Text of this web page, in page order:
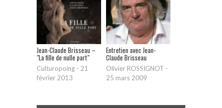
Jean-Claude Brisseau –
"La fille de nulle part"
Culturopoing - 21
février 2013
Entretien avec Jean-
Claude Brisseau
Olivier ROSSIGNOT -
25 mars 2009